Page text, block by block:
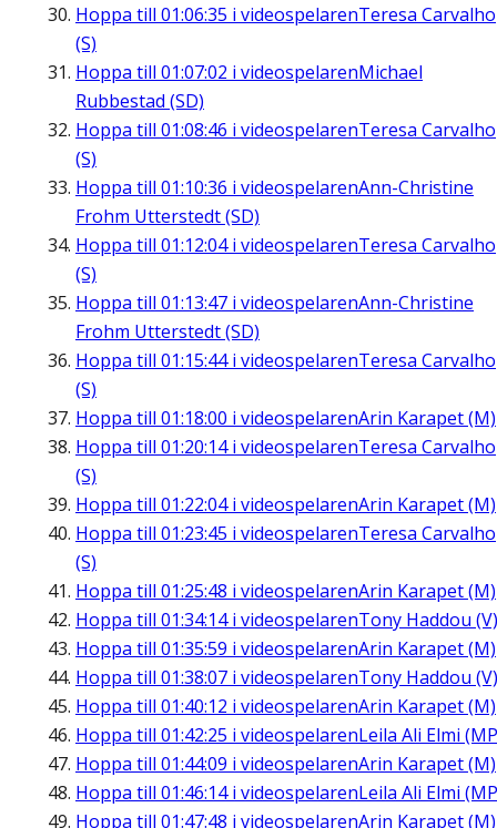
Hoppa till 01:06:35 i videospelarenTeresa Carvalho
(S)
Hoppa till 01:07:02 i videospelarenMichael
Rubbestad (SD)
Hoppa till 01:08:46 i videospelarenTeresa Carvalho
(S)
Hoppa till 01:10:36 i videospelarenAnn-Christine
Frohm Utterstedt (SD)
Hoppa till 01:12:04i videospelarenTeresa Carvalho
(S)
Hoppa till 01:13:47 i videospelarenAnn-Christine
Frohm Utterstedt (SD)
Hoppa till 01:15:44i videospelarenTeresa Carvalho
(S)
Hoppa till 01:18:00 i videospelarenArin Karapet (M)
Hoppa till 01:20:14i videospelarenTeresa Carvalho
(S)
Hoppa till 01:22:04i videospelarenArin Karapet (M)
Hoppa till 01:23:45 i videospelarenTeresa Carvalho
(S)
Hoppa till 01:25:48 i videospelarenArin Karapet (M)
Hoppa till 01:34:14i videospelarenTony Haddou (V)
Hoppa till 01:35:59 i videospelarenArin Karapet (M)
Hoppa till 01:38:07 i videospelarenTony Haddou (V)
Hoppa till 01:40:12 i videospelarenArin Karapet (M)
Hoppa till 01:42:25 i videospelarenLeila Ali Elmi
Hoppa till 01:44:09 i videospelarenArin Karapet (M)
Hoppa till 01:46:14i videospelarenLeila Ali Elmi
Hoppa till 01:47:48 i videospelarenArin Karapet (M)